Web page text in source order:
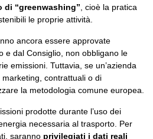
di “greenwashing” , cioè la pratica
le proprie attività.
ancora essere approvate
e dal Consiglio, non obbligano le
emissioni. Tuttavia, se un’azienda
contrattuali o di
la metodologia comune europea.
prodotte durante l’uso dei
necessaria al trasporto. Per
saranno privilegiati i dati reali